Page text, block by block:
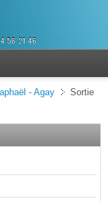
- Agay
Sortie